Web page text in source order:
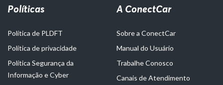
Políticas
Política de PLDFT
Política de privacidade
Política Segurança da
Informação e Cyber
A ConectCar
Sobre a ConectCar
Manual do Usuário
Trabalhe Conosco
Canais de Atendimento